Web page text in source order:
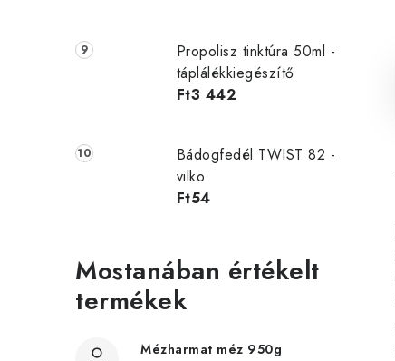
Propolisz tinktúra 50ml -
táplálékkiegészítő
Ft3 442
Bádogfedél TWIST 82 -
vilko
Ft54
Mostanában értékelt
termékek
Mézharmat méz 950g